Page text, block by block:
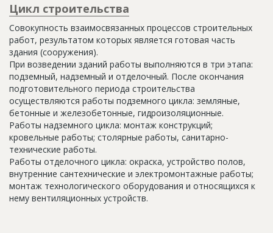
Цикл строительства
Совокупность взаимосвязанных процессов строительных
работ, результатом которых является готовая часть
здания (сооружения).
При возведении зданий работы выполняются в три этапа:
подземный, надземный и отделочный. После окончания
подготовительного периода строительства
осуществляются работы подземного цикла: земляные,
бетонные и железобетонные, гидроизоляционные.
Работы надземного цикла: монтаж конструкций;
кровельные работы; столярные работы, санитарно-
технические работы.
Работы отделочного цикла: окраска, устройство полов,
внутренние сантехнические и электромонтажные работы;
монтаж технологического оборудования и относящихся к
нему вентиляционных устройств.